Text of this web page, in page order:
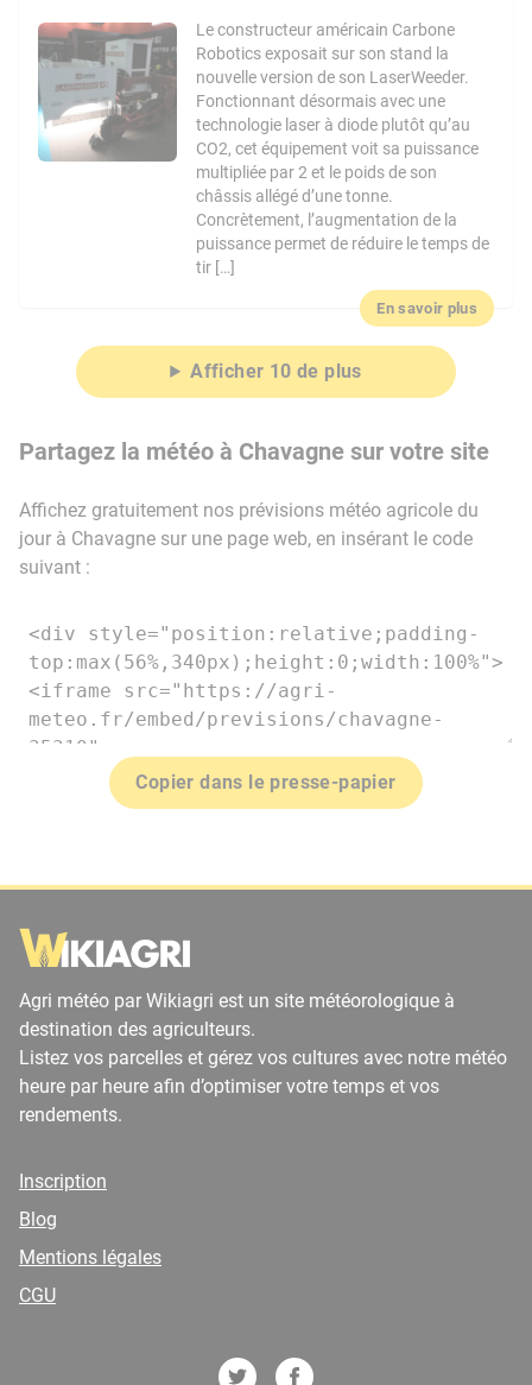
Le constructeur américain Carbone
Robotics exposait sur son stand la
nouvelle version de son LaserWeeder.
Fonctionnant désormais avec une
technologie laser à diode plutôt qu’au
CO2, cet équipement voit sa puissance
multipliée par 2 et le poids de son
châssis allégé d’une tonne.
Concrètement, l’augmentation de la
puissance permet de réduire le temps de
tir […]
En savoir plus
Afficher 10 de plus
Partagez la météo à Chavagne sur votre site
Affichez gratuitement nos prévisions météo agricole du
jour à Chavagne sur une page web, en insérant le code
suivant :
Copier dans le presse-papier
Agri météo par Wikiagri est un site météorologique à
destination des agriculteurs.
Listez vos parcelles et gérez vos cultures avec notre météo
heure par heure afin d’optimiser votre temps et vos
rendements.
Inscription
Blog
Mentions légales
CGU